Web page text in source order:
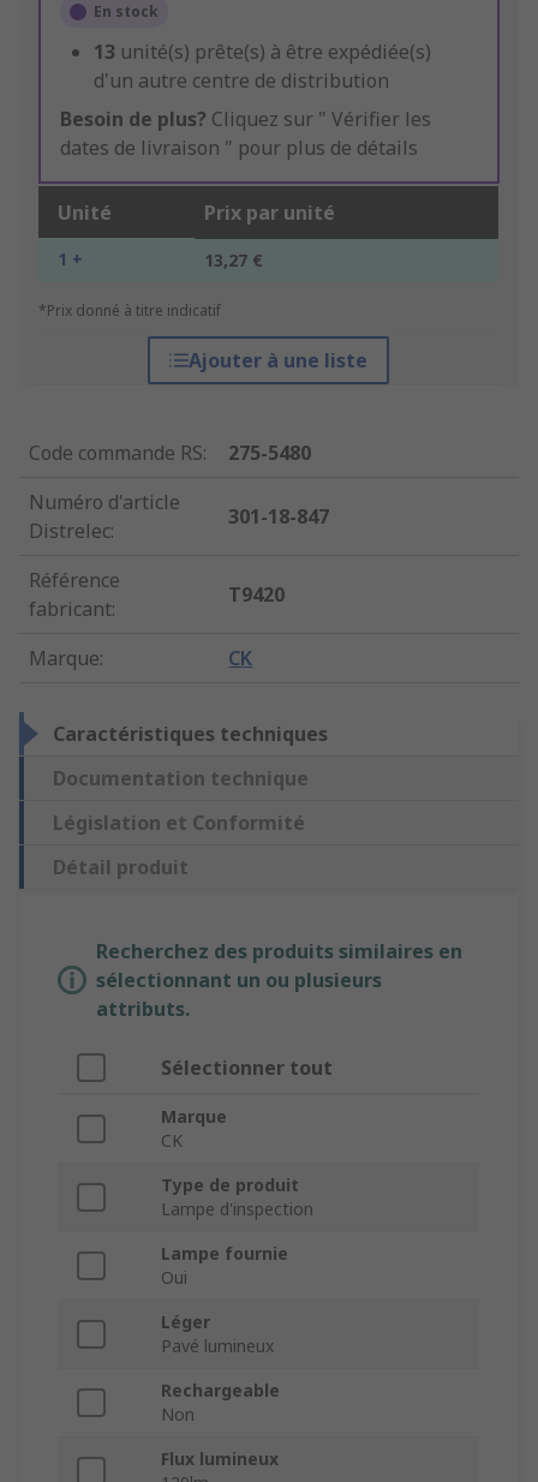
En stock
13 unité(s) prête(s) à être expédiée(s)
d'un autre centre de distribution
Besoin de plus? Cliquez sur " Vérifier les
dates de livraison " pour plus de détails
Unité Prix par unité
1 + 13,27 €
*Prix donné à titre indicatif
Ajouter à une liste
Code commande RS:
275-5480
Numéro d'article
Distrelec:
301-18-847
Référence
fabricant:
T9420
Marque: CK
Caractéristiques techniques
Documentation technique
Législation et Conformité
Détail produit
Recherchez des produits similaires en
sélectionnant un ou plusieurs
attributs.
Sélectionner tout
Marque
CK
Type de produit
Lampe d'inspection
Lampe fournie
Oui
Léger
Pavé lumineux
Rechargeable
Non
Flux lumineux